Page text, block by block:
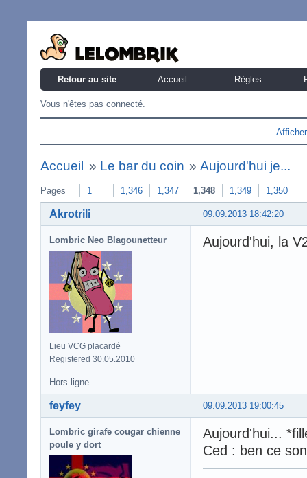
Retour au site Accueil Règles
Vous n'êtes pas connecté.
Accueil » Le bar du coin »Aujourd'hui je...
Pages 1 1,346 1,347 1,348 1,349 1,350
09.09.2013 18:42:20
Akrotrili
Lombric Neo Blagounetteur
Lieu VCG placardé
Registered 30.05.2010
Aujourd'hui, la
Hors ligne
09.09.2013 19:00:45
feyfey
Lombric girafe cougar chienne
poule y dort
Aujourd'hui...
Ced : ben ce